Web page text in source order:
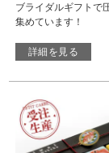
ブライダルギフトで
集めています！
詳細を見る